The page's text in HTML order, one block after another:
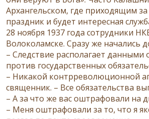
Архангельском, где приходящим
праздник и будет интересная
28 ноября 1937 года сотрудники
Волоколамске. Сразу же начались
– Следствие располагает
против государственных
– Никакой контрреволюционной
священник. – Все обязательства
– А за что же вас оштрафовали на
– Меня оштрафовали за то, что я